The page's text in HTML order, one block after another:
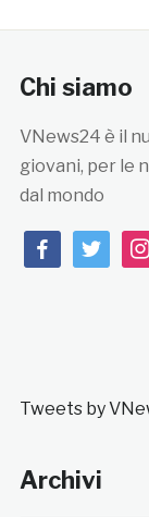
Chi siamo
VNews24 è il
giovani, per le
dal mondo
facebooktwitter
Tweets by
Archivi